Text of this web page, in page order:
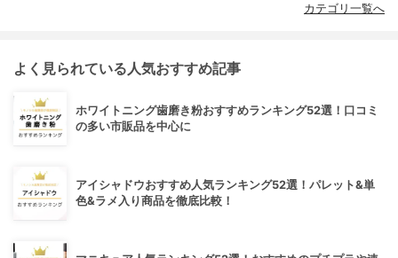
カテゴリ一覧へ
よく見られている人気おすすめ記事
ホワイトニング歯磨き粉おすすめランキング52選！口コミ
の多い市販品を中心に
アイシャドウおすすめ人気ランキング52選！パレット&単
色&ラメ入り商品を徹底比較！